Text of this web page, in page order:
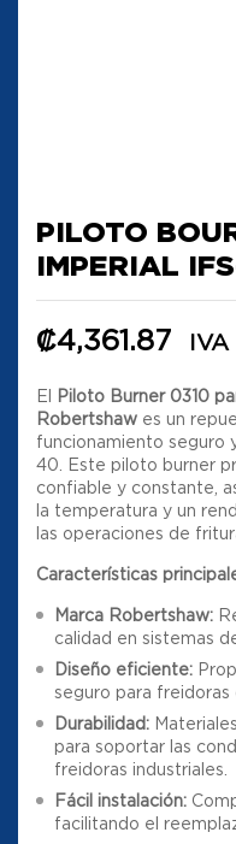
PILOTO
IMPERIAL
₡4,361.87
El Piloto Burner 0310
Robertshaw es un
funcionamiento seguro
40. Este piloto burner
confiable y constante,
la temperatura y un
las operaciones de
Características
Marca Robertshaw:
calidad en sistemas
Diseño eficiente:
seguro para freidoras
Durabilidad:
para soportar las
freidoras industriales.
Fácil instalación:
facilitando el